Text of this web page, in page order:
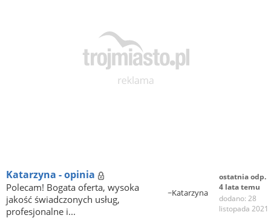
Katarzyna - opinia
Polecam! Bogata oferta, wysoka
jakość świadczonych usług,
profesjonalne i...
~Katarzyna
ostatnia odp.
4 lata temu
dodano: 28
listopada 2021